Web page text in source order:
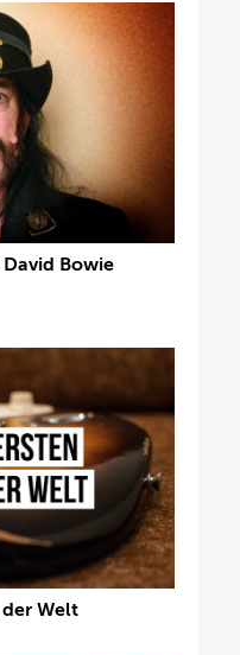
Bowie
Welt